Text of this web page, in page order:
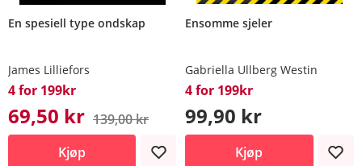
En spesiell type ondskap
James Lilliefors
4 for 199kr
69,50 kr 139,00 kr
Kjøp
Ensomme sjeler
Gabriella Ullberg Westin
4 for 199kr
99,90 kr
Kjøp